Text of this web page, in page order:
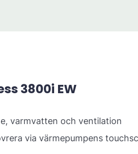
3800i EW
varmvatten och ventilation
via värmepumpens